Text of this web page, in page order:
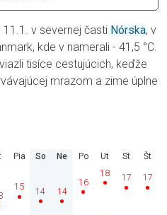
v severnej časti Nórska, v
kde v namerali - 41,5 °C.
tisíce cestujúcich, keďže
mrazom a zime úplne
Pia
15
So
14
Ne
14
Po
16
Ut
18
St
17
Št
17